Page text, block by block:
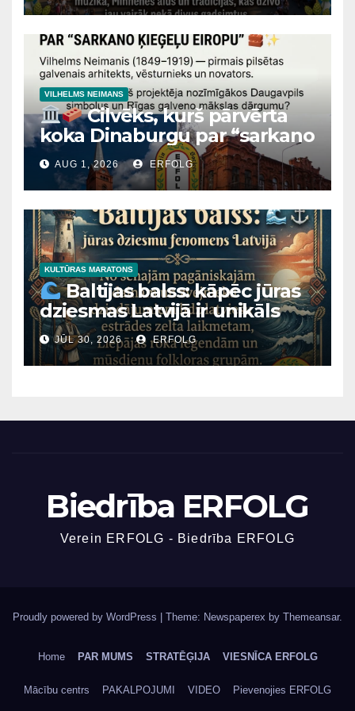
VILHELMS NEIMANS
Cilvēks, kurš pārvērta
koka Dinaburgu par “sarkano
ķieģeļu Eiropu”
Vai zinājāt, ka leģendārajai
Kalkūnes pilij, majestātiskajai
Mārtiņa Lutera baznīcai
Daugavpilī un Latvijas
Nacionālā mākslas muzeja
ēkai Rīgā ir viens un tas pats
“arhitektoniskais tēvs”?
AUG 1, 2026 ERFOLG
KULTŪRAS MARATONS
Baltijas balss: kāpēc jūras
dziesmas Latvijā ir unikāls
fenomens?
JŪL 30, 2026 ERFOLG
Biedrība ERFOLG
Verein ERFOLG - Biedrība ERFOLG
Proudly powered by WordPress Theme: Newspaperex by Themeansar.
Home PAR MUMS STRATĒĢIJA VIESNĪCA ERFOLG
Mācību centrs PAKALPOJUMI VIDEO Pievenojies ERFOLG